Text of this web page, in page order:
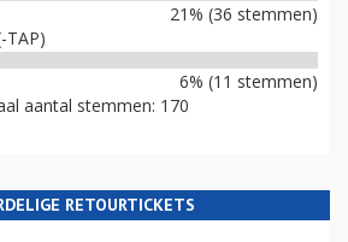
21% (36 stemmen)
TAP)
6% (11 stemmen)
aantal stemmen: 170
RETOURTICKETS